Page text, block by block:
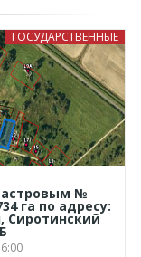
ГОСУДАРСТВЕННЫЕ
№
га по адресу:
Сиротинский